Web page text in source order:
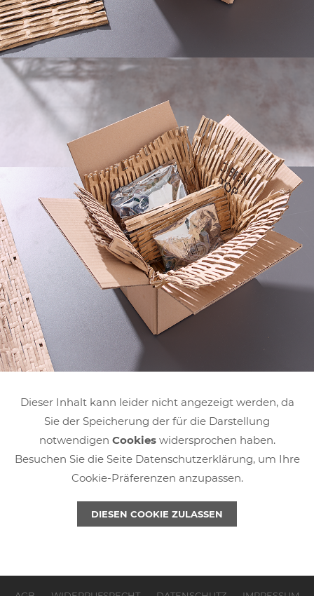
Dieser Inhalt kann leider nicht angezeigt werden, da
Sie der Speicherung der für die Darstellung
notwendigen Cookieswidersprochen haben.
Besuchen Sie die Seite Datenschutzerklärung, um Ihre
Cookie-Präferenzen anzupassen.
DIESEN COOKIE ZULASSEN